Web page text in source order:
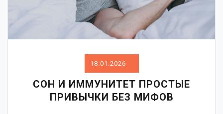
18.01.2026
СОН И ИММУНИТЕТ ПРОСТЫЕ
ПРИВЫЧКИ БЕЗ МИФОВ